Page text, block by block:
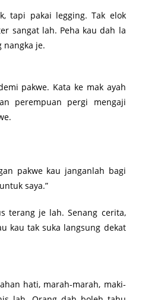
tapi pakai legging. Tak elok
sangat lah. Peha kau dah la
nangka je.
pakwe. Kata ke mak ayah
perempuan pergi mengaji
pakwe kau janganlah bagi
saya.”
terang je lah. Senang cerita,
kau tak suka langsung dekat
hati, marah-marah, maki-